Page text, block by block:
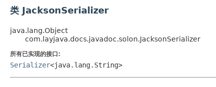
类 JacksonSerializer
java.lang.Object
com.layjava.docs.javadoc.solon.JacksonSerializer
所有已实现的接口:
Serializer<java.lang.String>